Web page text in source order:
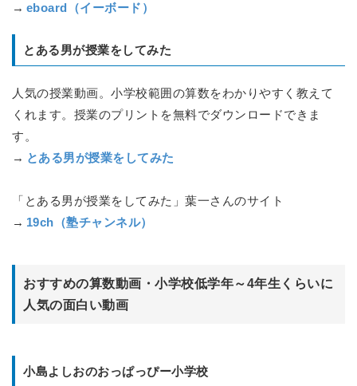
→ eboard（イーボード）
とある男が授業をしてみた
人気の授業動画。小学校範囲の算数をわかりやすく教えて
くれます。授業のプリントを無料でダウンロードできま
す。
→ とある男が授業をしてみた
「とある男が授業をしてみた」葉一さんのサイト
→ 19ch（塾チャンネル）
おすすめの算数動画・小学校低学年～4年生くらいに
人気の面白い動画
小島よしおのおっぱっぴー小学校